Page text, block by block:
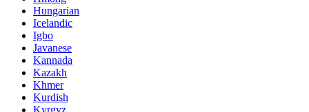
Hungarian
Icelandic
Igbo
Javanese
Kannada
Kazakh
Khmer
Kurdish
Kyrgyz